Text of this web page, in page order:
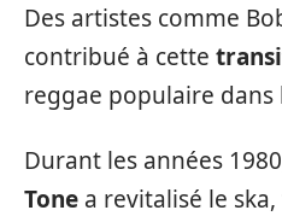
Des artistes comme
contribué à cette
reggae populaire dans
Durant les années
Tone a revitalisé le